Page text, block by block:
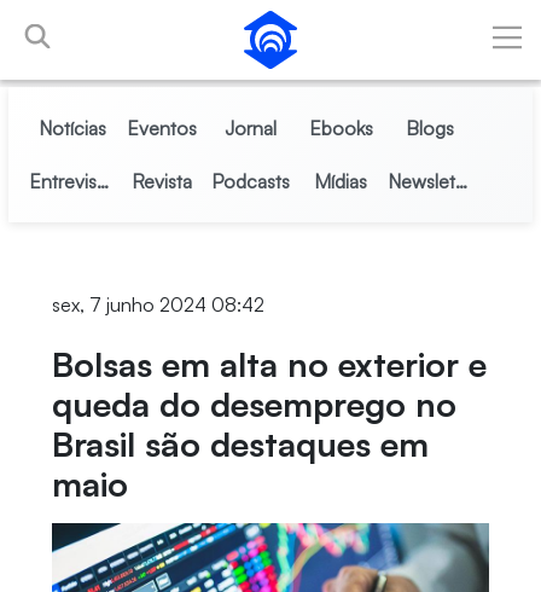
Pular para o Conteúdo principal
Notícias Eventos Jornal Ebooks Blogs
Entrevistas Revista Podcasts Mídias Newsletter
sex, 7 junho 2024 08:42
Bolsas em alta no exterior e
queda do desemprego no
Brasil são destaques em
maio